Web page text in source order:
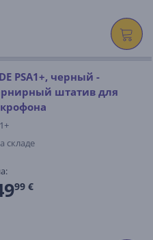
PSA1+, черный -
штатив для
складе
99 €